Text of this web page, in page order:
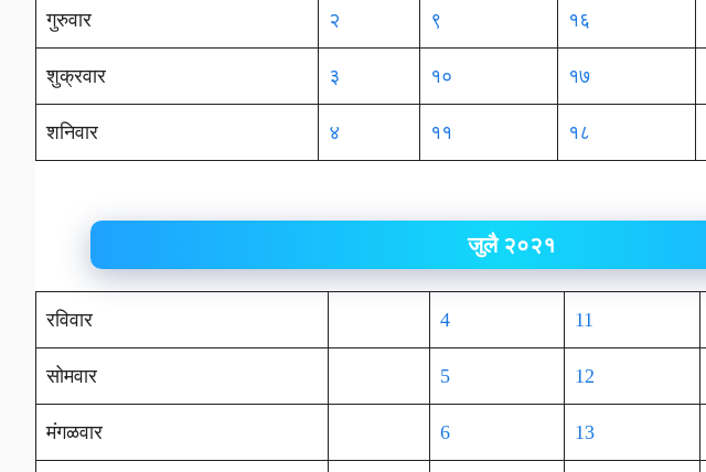
गुरुवार २ ९ १६
शुक्रवार ३ १० १७
शनिवार ४ ११ १८
जुलै २०२१
रविवार 4 11
सोमवार 5 12
मंगळवार 6 13